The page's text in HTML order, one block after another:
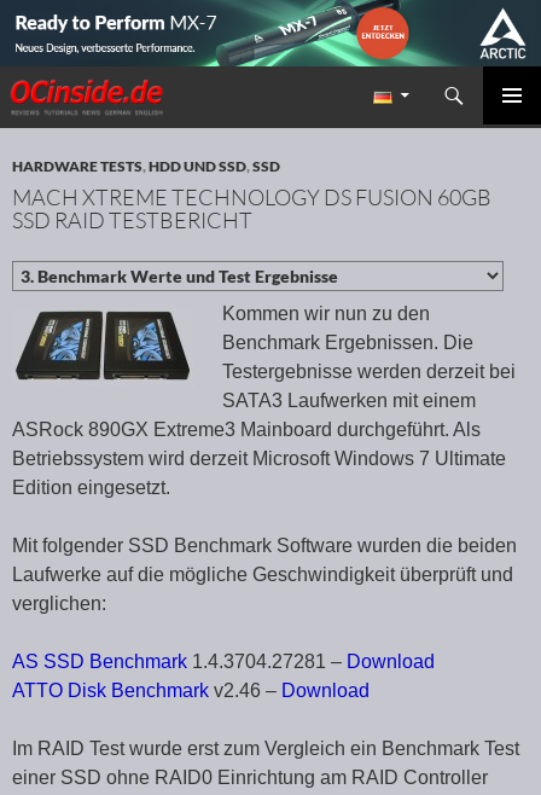
Redaktion ocinside.de PC Hardware Portal
Suchen
ZUM INHALT SPRINGEN
HARDWARE TESTS,HDD UND SSD,SSD
MACH XTREME TECHNOLOGY DS FUSION 60GB
SSD RAID TESTBERICHT
Kommen wir nun zu den
Benchmark Ergebnissen. Die
Testergebnisse werden derzeit bei
SATA3 Laufwerken mit einem
ASRock 890GX Extreme3 Mainboard durchgeführt. Als
Betriebssystem wird derzeit Microsoft Windows 7 Ultimate
Edition eingesetzt.
Mit folgender SSD Benchmark Software wurden die beiden
Laufwerke auf die mögliche Geschwindigkeit überprüft und
verglichen:
AS SSD Benchmark 1.4.3704.27281 – Download
ATTO Disk Benchmark v2.46 – Download
Im RAID Test wurde erst zum Vergleich ein Benchmark Test
einer SSD ohne RAID0 Einrichtung am RAID Controller